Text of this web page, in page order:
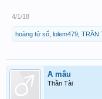
4/1/18
hoàng tử số lolem479 TRẦN
A mâu
Thần Tài